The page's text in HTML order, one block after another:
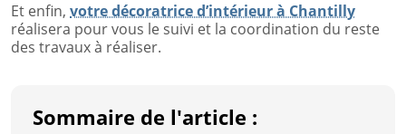
Et enfin, votre décoratrice d’intérieur à Chantilly
réalisera pour vous le suivi et la coordination du reste
des travaux à réaliser.
Sommaire de l'article :